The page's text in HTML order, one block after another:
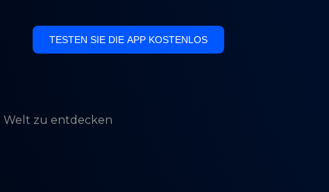
TESTEN SIE DIE APP KOSTENLOS
Welt zu entdecken